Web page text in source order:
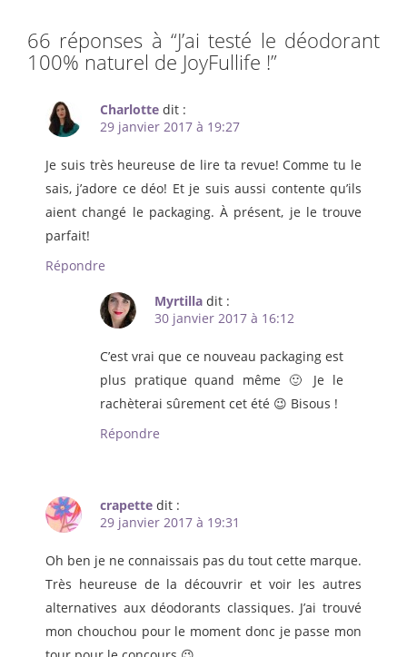
66 réponses à “J’ai testé le déodorant
100% naturel de JoyFullife !”
Charlotte dit :
29 janvier 2017 à 19:27
Je suis très heureuse de lire ta revue! Comme tu le
sais, j’adore ce déo! Et je suis aussi contente qu’ils
aient changé le packaging. À présent, je le trouve
parfait!
Répondre
Myrtilla dit :
30 janvier 2017 à 16:12
C’est vrai que ce nouveau packaging est
plus pratique quand même 🙂 Je le
rachèterai sûrement cet été 😉 Bisous !
Répondre
crapette dit :
29 janvier 2017 à 19:31
Oh ben je ne connaissais pas du tout cette marque.
Très heureuse de la découvrir et voir les autres
alternatives aux déodorants classiques. J’ai trouvé
mon chouchou pour le moment donc je passe mon